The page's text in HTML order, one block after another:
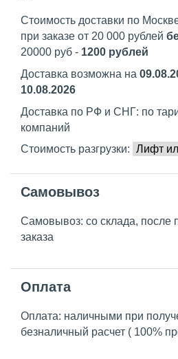
Стоимость доставки по
при заказе от 20 000 рублей
20000 руб - 1200 рублей
Доставка возможна на
10.08.2026
Доставка по РФ и СНГ: по
компаний
Стоимость разгрузки:
Самовывоз
Самовывоз: со склада, после
заказа
Оплата
Оплата: наличными при
безналичный расчет ( 100%